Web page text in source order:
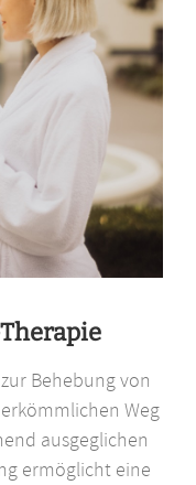
Behebung von
Weg
ausgeglichen
ermöglicht eine